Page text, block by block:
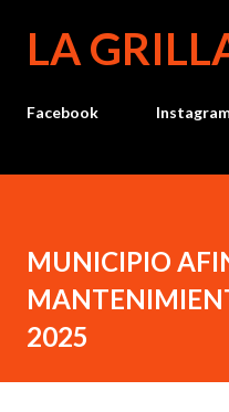
LA
Facebook
MUNICIPIO
2025